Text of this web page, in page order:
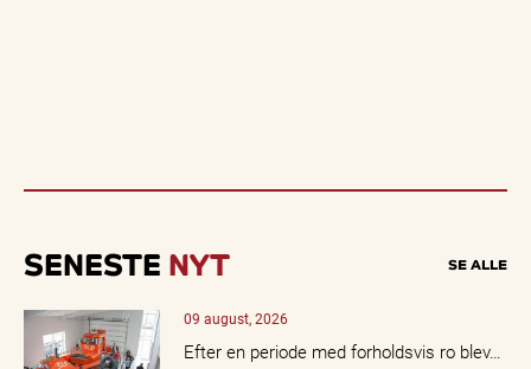
SENESTE NYT SE ALLE
09 august, 2026
Efter en periode med forholdsvis ro blev…